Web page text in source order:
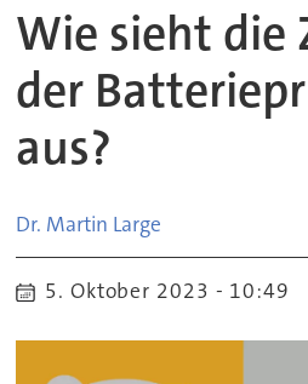
Wie sieht die
der
aus?
Dr. Martin Large
5. Oktober 2023 - 10:49